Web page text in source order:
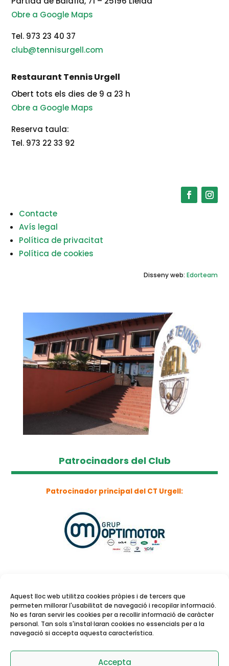
Aquest lloc web utilitza cookies pròpies i de tercers que
permeten millorar l'usabilitat de navegació i recopilar informació.
No es faran servir les cookies per a recollir informació de caràcter
personal. Tan sols s'instal·laran cookies no essencials per a la
navegació si accepta aquesta característica.
Accepta
Obre a Google Maps
Tel. 973 23 40 37
club@tennisurgell.com
Restaurant Tennis Urgell
Obert tots els dies de 9 a 23 h
Obre a Google Maps
Reserva taula:
Tel. 973 22 33 92
Contacte
Avís legal
Política de privacitat
Política de cookies
Disseny web: Edorteam
Patrocinadors del Club
Patrocinador principal del CT Urgell:
activitats dirigides